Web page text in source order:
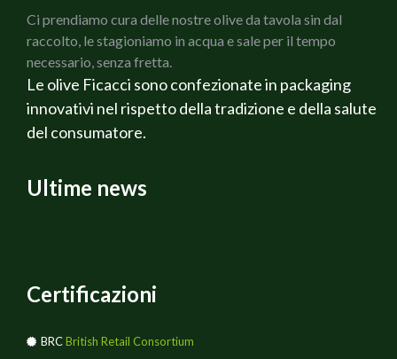
150 g di olive nere di Gaeta Ficacci
Rosmarino fresco
Salvia fresca
Olio di oliva extravergine Bio
Sale q.b.
Pepe q.b.
Vino Rosato Alternativa
PREPARAZIONE
carote, metterlo a rosolare in olio d`oliva extravergine,
il sugo
Ci prendiamo cura delle nostre olive da tavola sin dal
raccolto, le stagioniamo in acqua e sale per il tempo
necessario, senza fretta.
Le olive Ficacci sono confezionate in packaging
innovativi nel rispetto della tradizione e della salute
del consumatore.
Ultime news
Certificazioni
BRCBritish Retail Consortium